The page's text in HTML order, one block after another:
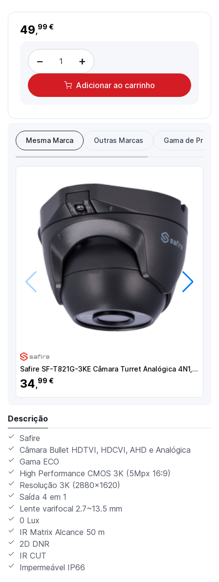
49,99 €
− +
Adicionar ao carrinho
Mesma Marca Outras Marcas Gama de Preço
Anterior Próximo
Safire SF-T821G-3KE Câmara Turret Analógica 4N1, 3K (2880x1620), 2.8 mm, 30 m, 12V DC, IP66, Cinzento - 8435325467078
34,99 €
Descrição
Safire
Câmara Bullet HDTVI, HDCVI, AHD e Analógica
Gama ECO
High Performance CMOS 3K (5Mpx 16:9)
Resolução 3K (2880x1620)
Saída 4 em 1
Lente varifocal 2.7~13.5 mm
0 Lux
IR Matrix Alcance 50 m
2D DNR
IR CUT
Impermeável IP66